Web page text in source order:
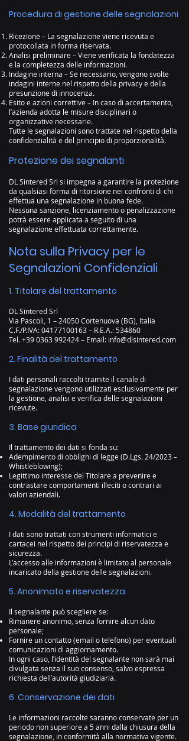
Procedura di gestione delle segnalazioni
Ricezione – La segnalazione viene ricevuta e
protocollata in forma riservata.
Analisi preliminare – Viene verificata la fondatezza
e la completezza delle informazioni.
Indagine interna – Se necessario, vengono svolte
indagini interne nel rispetto della privacy e della
presunzione di innocenza.
Esito e azioni correttive – In caso di accertamento,
l’azienda adotta le misure disciplinari o
organizzative necessarie.
Tutte le segnalazioni sono trattate nel rispetto della
confidenzialità e del principio di proporzionalità.
Protezione dei segnalanti
DL Sintered Srl si impegna a garantire la protezione
da qualsiasi forma di ritorsione nei confronti di chi
effettua una segnalazione in buona fede.
Nessuna sanzione, licenziamento o penalizzazione
potrà essere applicata a seguito di una
segnalazione effettuata correttamente.
Nota sulla Privacy per le
Segnalazioni Confidenziali
1. Titolare del trattamento
DL Sintered Srl
Via Pascoli, 1 – 24050 Cortenuova (BG), Italia
C.F./P.IVA: 04177100163 – R.E.A.: 534860
Tel. +39 0363 992424 – Email: info@dlsintered.com
2. Finalità del trattamento
I dati personali raccolti tramite il canale di
segnalazione vengono utilizzati esclusivamente per
la gestione, analisi e verifica delle segnalazioni
ricevute.
3. Base giuridica
Il trattamento dei dati si fonda su:
Adempimento di obblighi di legge (D.Lgs. 24/2023 –
Whistleblowing);
Legittimo interesse del Titolare a prevenire e
contrastare comportamenti illeciti o contrari ai
valori aziendali.
4. Modalità del trattamento
I dati sono trattati con strumenti informatici e
cartacei nel rispetto dei principi di riservatezza e
sicurezza.
L’accesso alle informazioni è limitato al personale
incaricato della gestione delle segnalazioni.
5. Anonimato e riservatezza
Il segnalante può scegliere se:
Rimanere anonimo, senza fornire alcun dato
personale;
Fornire un contatto (email o telefono) per eventuali
comunicazioni di aggiornamento.
In ogni caso, l’identità del segnalante non sarà mai
divulgata senza il suo consenso, salvo espressa
richiesta dell’autorità giudiziaria.
6. Conservazione dei dati
Le informazioni raccolte saranno conservate per un
periodo non superiore a 5 anni dalla chiusura della
segnalazione, in conformità alla normativa vigente.